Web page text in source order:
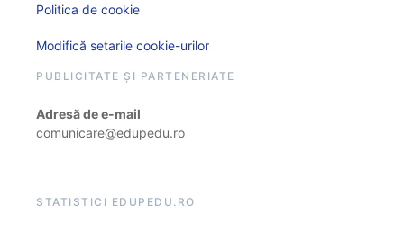
Politica de cookie
Modifică setarile cookie-urilor
PUBLICITATE ȘI PARTENERIATE
Adresă de e-mail
comunicare@edupedu.ro
STATISTICI EDUPEDU.RO